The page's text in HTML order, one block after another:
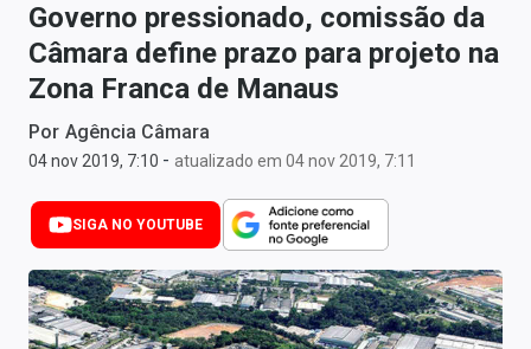
Money Trader
Anuncie
Últimas Notícias
Newsletters
Cotações
Comprar ou vender?
Governo pressionado, comissão da
Câmara define prazo para projeto na
Zona Franca de Manaus
Por Agência Câmara
04 nov 2019, 7:10 - atualizado em 04 nov 2019, 7:11
SIGA NO YOUTUBE